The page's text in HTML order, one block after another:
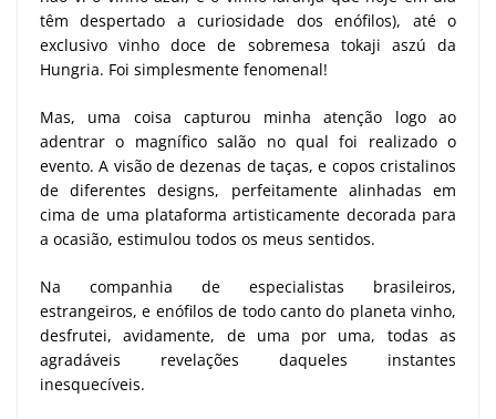
têm despertado a curiosidade dos enófilos), até o
exclusivo vinho doce de sobremesa tokaji aszú da
Hungria. Foi simplesmente fenomenal!
Mas, uma coisa capturou minha atenção logo ao
adentrar o magnífico salão no qual foi realizado o
evento. A visão de dezenas de taças, e copos cristalinos
de diferentes designs, perfeitamente alinhadas em
cima de uma plataforma artisticamente decorada para
a ocasião, estimulou todos os meus sentidos.
Na companhia de especialistas brasileiros,
estrangeiros, e enófilos de todo canto do planeta vinho,
desfrutei, avidamente, de uma por uma, todas as
agradáveis revelações daqueles instantes
inesquecíveis.